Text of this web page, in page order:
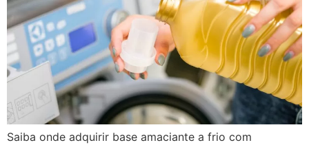
Saiba onde adquirir base amaciante a frio com